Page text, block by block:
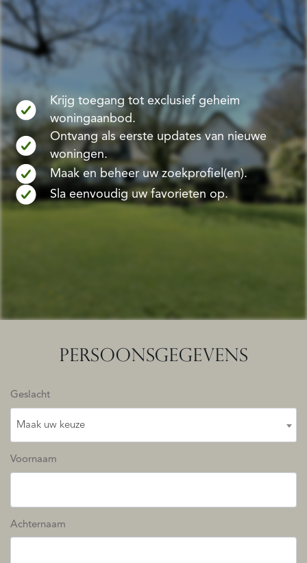
Krijg toegang tot exclusief geheim
woningaanbod.
Ontvang als eerste updates van nieuwe
woningen.
Maak en beheer uw zoekprofiel(en).
Sla eenvoudig uw favorieten op.
PERSOONSGEGEVENS
Geslacht
Maak uw keuze
Voornaam
Achternaam